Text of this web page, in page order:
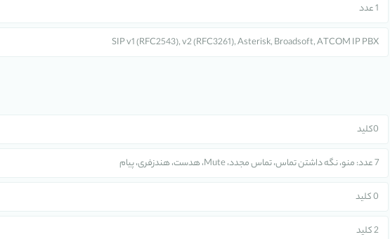
1 عدد
SIP v1 (RFC2543), v2 (RFC3261), Asterisk, Broadsoft, ATCOM IP PBX
0کلید
7 عدد: منو، نگه داشتن تماس، تماس مجدد، Mute، هدست، هندزفری، پیام
0 کلید
2 کلید